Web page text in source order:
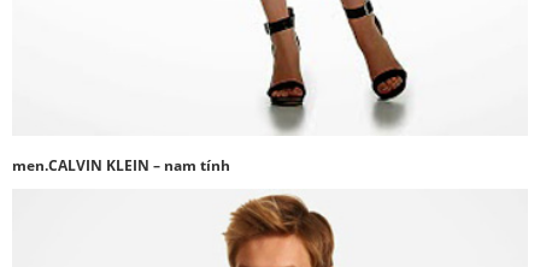
men.CALVIN KLEIN – nam tính